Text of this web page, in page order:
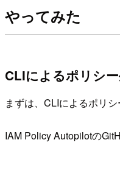
やってみた
CLIによるポリシ
まずは、CLIによるポリシ
IAM Policy Autopilotの